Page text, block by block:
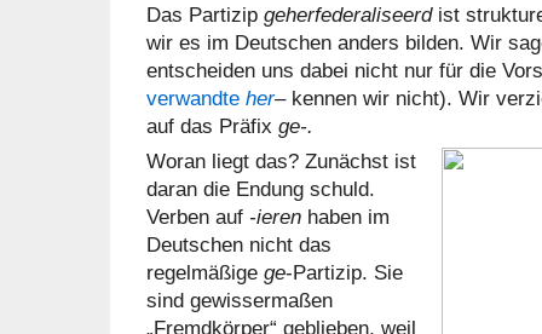
Das Partizip geherfederaliseerd ist
wir es im Deutschen anders bilden. Wir
entscheiden uns dabei nicht nur für die
verwandte her–kennen wir nicht). Wir
auf das Präfix ge-.
Woran liegt das? Zunächst ist
daran die Endung schuld.
Verben auf -ieren haben im
Deutschen nicht das
regelmäßige ge-Partizip. Sie
sind gewissermaßen
„Fremdkörper“ geblieben, weil